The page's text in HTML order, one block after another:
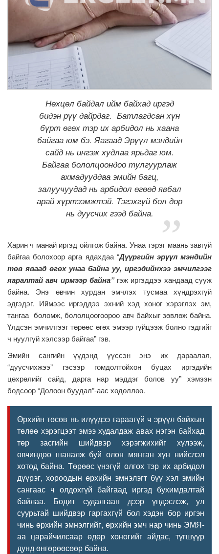
Нөхцөл байдал ийм байхад иргэд
бидэн рүү дайрдаг. Батлагдсан хүн
бүрт өгөх тэр их арбидол нь хаана
байгаа юм бэ. Яагаад Эрүүл мэндийн
сайд нь ингэж худлаа ярьдаг юм.
Байгаа бололцоондоо тулгуурлаж
ахмадууддаа эмийн багц,
залуучуудад нь арбидол өгөөд явбал
арай хүртээмжтэй. Тэгэхгүй бол дор
нь дуусчих гээд байна.
Харин ч манай иргэд ойлгож байна. Унаа тэрэг маань завгүй
байгаа болохоор арга ядахдаа “Дүүргийн эрүүл мэндийн
төв яваад өгөх унаа байна уу, иргэдийнхээ эмчилгээг
яаралтай авч ирмээр байна” гэж иргэддээ хандаад сууж
байна. Энэ өвчин хурдан эмчлэх тусмаа хүндрэхгүй
эдгэдэг. Иймээс иргэддээ эхний хэд хоног хэрэглэх эм,
тангаа боломж, бололцоогоороо авч байхыг зөвлөж байна.
Үлдсэн эмчилгээг төрөөс өгөх эмээр гүйцээж болно гэдгийг
ч нуулгүй хэлсээр байгаа” гэв.
Эмийн сангийн үүдэнд үүссэн энэ их дараалал,
“дуусчихжээ” гэсээр гомдолтойхон буцах иргэдийн
цөхрөлийг сайд, дарга нар мэддэг болов уу” хэмээн
бодсоор “Долоон буудал”-аас хөдөллөө.
Өрхийн төсөв нь илүүдээ гараагүй ч эрүүл байхын
төлөө хэрэгцээт эмээ худалдаж авах нэгэн байхад
төр засгийн шийдвэр хэрэгжихийг хүлээж,
өвчиндөө шаналж буй олон мянган хүн нийслэл
хотод байна. Төрөөс үнэгүй олгох тэр их арбидол
дүүрэг, хороодын өрхийн эмнэлэгт бүү хэл эмийн
сангаас ч олдохгүй байгаад иргэд бухимдалтай
байлаа. Бодит судалгаан дээр үндэслэж, ул
суурьтай шийдвэр гаргахгүй бол хэдэн бор иргэн
чинь өрхийн эмнэлгийг, өрхийн эмч нар чинь ЭМЯ-
аа царайчилсаар өдөр хоногийг айдас, түгшүүр
дунд өнгөрөөсөөр байна.